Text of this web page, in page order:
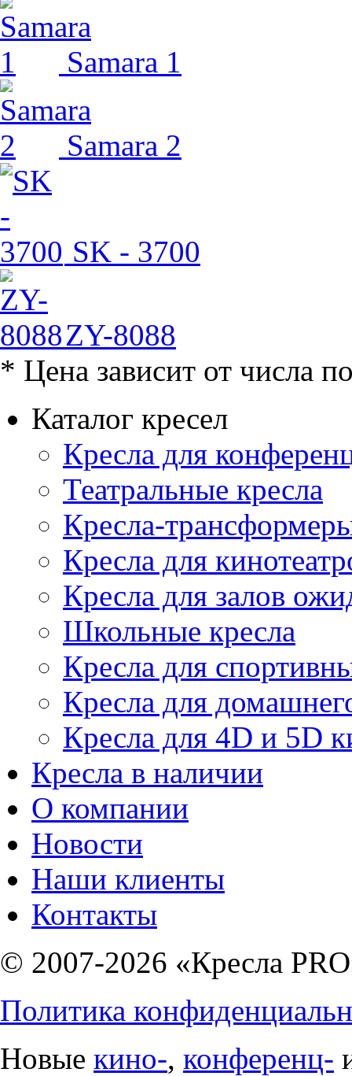
Samara 1
Samara 2
SK - 3700
ZY-8088
* Цена зависит от числа
Каталог кресел
Кресла для
Театральные кресла
Кресла-
Кресла для
Кресла для залов
Школьные кресла
Кресла для
Кресла для
Кресла для 4D и 5D
Кресла в наличии
О компании
Новости
Наши клиенты
Контакты
© 2007-2026 «Кресла
Политика
Новые кино-, конференц-